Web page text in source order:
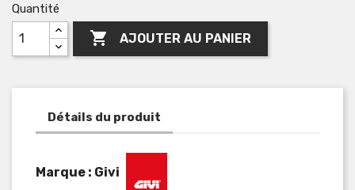
Quantité
 AJOUTER AU PANIER
Détails du produit
Marque : Givi